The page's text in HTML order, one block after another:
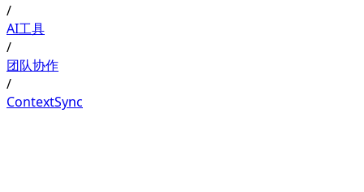
/
AI工具
/
团队协作
/
ContextSync